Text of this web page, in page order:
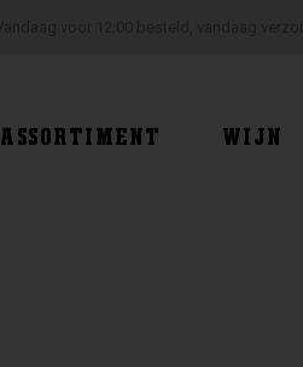
ASSORTIMENT WIJN